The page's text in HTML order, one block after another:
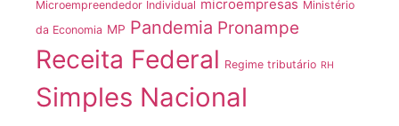
Microempreendedor Individual microempresas Ministério
da Economia MP Pandemia Pronampe
Receita Federal Regime tributário RH
Simples Nacional